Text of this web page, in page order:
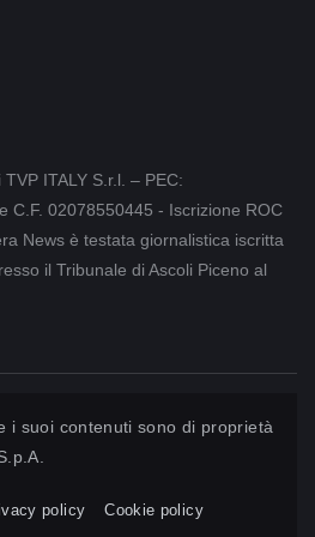
ITALY S.r.l. – PEC:
C.F. 02078550445 - Iscrizione ROC
News è testata giornalistica iscritta
il Tribunale di Ascoli Piceno al
i suoi contenuti sono di proprietà
policy Cookie policy